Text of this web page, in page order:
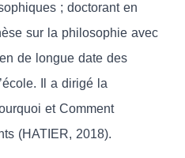
; doctorant en
sur la philosophie avec
de longue date des
Il a dirigé la
et Comment
(HATIER, 2018).